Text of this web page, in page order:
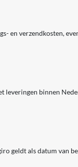
en verzendkosten,
binnen
geldt als datum van